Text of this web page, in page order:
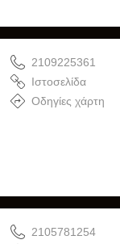
2109225361
Ιστοσελίδα
Οδηγίες χάρτη
2105781254